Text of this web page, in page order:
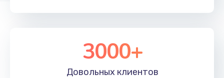
3000+
Довольных клиентов